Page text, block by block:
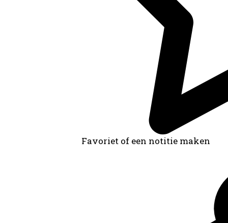
Favoriet of een notitie maken